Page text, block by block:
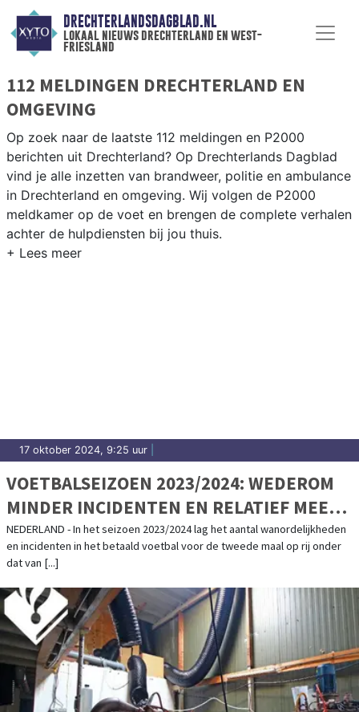
DRECHTERLANDSDAGBLAD.NL
lokaal nieuws drechterland en west-
friesland
112 MELDINGEN DRECHTERLAND EN
OMGEVING
Op zoek naar de laatste 112 meldingen en P2000
berichten uit Drechterland? Op Drechterlands Dagblad
vind je alle inzetten van brandweer, politie en ambulance
in Drechterland en omgeving. Wij volgen de P2000
meldkamer op de voet en brengen de complete verhalen
achter de hulpdiensten bij jou thuis.
17 oktober 2024, 9:25 uur
VOETBALSEIZOEN 2023/2024: WEDEROM
MINDER INCIDENTEN EN RELATIEF MEER
ZAKEN VOOR RECHTER GEBRACHT
NEDERLAND - In het seizoen 2023/2024 lag het aantal wanordelijkheden
en incidenten in het betaald voetbal voor de tweede maal op rij onder
dat van [...]